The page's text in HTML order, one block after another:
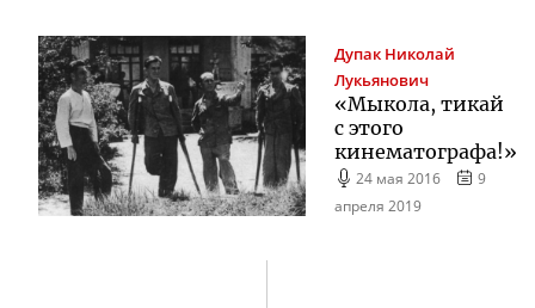
Дупак Николай
Лукьянович
«Мыкола, тикай
с этого
кинематографа!»
24 мая 2016
9
апреля 2019